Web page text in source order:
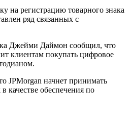
на регистрацию товарного знака
ряд связанных с
Джейми Даймон сообщил, что
клиентам покупать цифровое
начнет принимать
качестве обеспечения по